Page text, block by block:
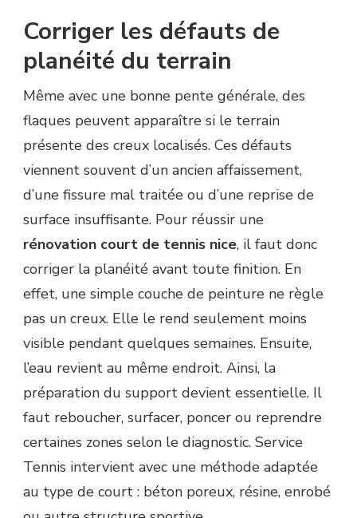
Corriger les défauts de
planéité du terrain
Même avec une bonne pente générale, des
flaques peuvent apparaître si le terrain
présente des creux localisés. Ces défauts
viennent souvent d’un ancien affaissement,
d’une fissure mal traitée ou d’une reprise de
surface insuffisante. Pour réussir une
rénovation court de tennis nice, il faut donc
corriger la planéité avant toute finition. En
effet, une simple couche de peinture ne règle
pas un creux. Elle le rend seulement moins
visible pendant quelques semaines. Ensuite,
l’eau revient au même endroit. Ainsi, la
préparation du support devient essentielle. Il
faut reboucher, surfacer, poncer ou reprendre
certaines zones selon le diagnostic. Service
Tennis intervient avec une méthode adaptée
au type de court : béton poreux, résine, enrobé